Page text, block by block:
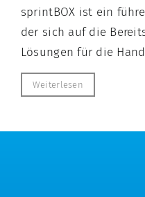
sprintBOX ist ein
der sich auf die
Lösungen für die
Weiterlesen